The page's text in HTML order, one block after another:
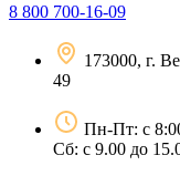
8 800 700-16-09
173000, г.
49
Пн-Пт: с
Сб: с 9.00 до